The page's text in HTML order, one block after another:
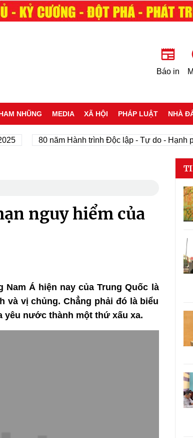
Báo in
NHŨNG MEDIA XÃ HỘI PHÁP LUẬT NHÀ
80 năm Hành trình Độc lập - Tự do - Hạnh phúc
nguy hiểm của
Á hiện nay của Trung Quốc là
và vị chủng. Chẳng phải đó là biểu
yêu nước thành một thứ xấu xa.